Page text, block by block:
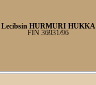
Lecibsin HURMURI HUKKA
FIN 36931/96